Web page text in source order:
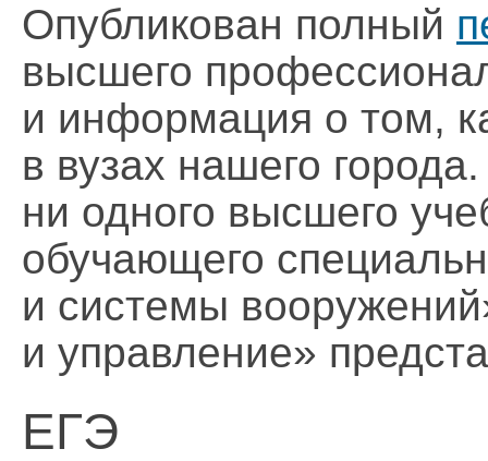
Опубликован полный
высшего
и информация о том,
в вузах нашего
ни одного высшего
обучающего
и системы
и управление»
ЕГЭ